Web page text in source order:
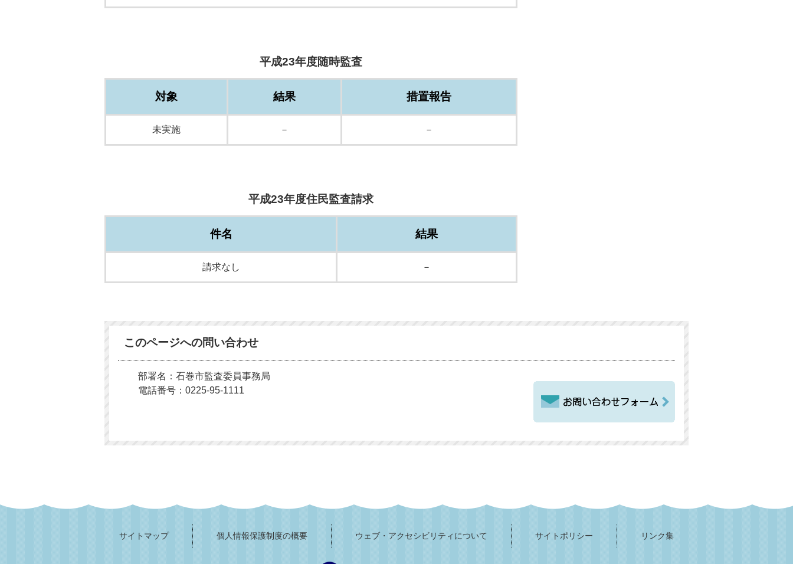
平成23年度随時監査
対象 結果 措置報告
未実施 － －
平成23年度住民監査請求
件名 結果
請求なし －
このページへの問い合わせ
部署名：石巻市監査委員事務局
電話番号：0225-95-1111
サイトマップ 個人情報保護制度の概要 ウェブ・アクセシビリティについて サイトポリシー リンク集